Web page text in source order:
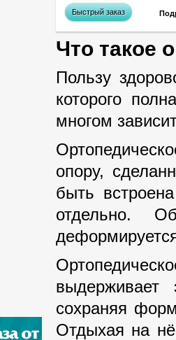
Быстрый заказ
Что такое
Пользу
которого
многом
опору,
быть
отдельно.
выдерживает
сохраняя
Отдыхая на